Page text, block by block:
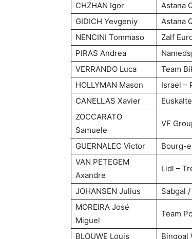
CHZHAN Igor
Astana
GIDICH Yevgeniy
Astana
NENCINI Tommaso
Zalf
PIRAS Andrea
VERRANDO Luca
Team
HOLLYMAN Mason
Israel –
CANELLAS Xavier
ZOCCARATO
Samuele
VF
GUERNALEC Victor Bourg-
VAN PETEGEM
Axandre
Lidl –
JOHANSEN Julius Sabgal
MOREIRA José
Miguel
Team
BLOUWE Louis
Bingoal